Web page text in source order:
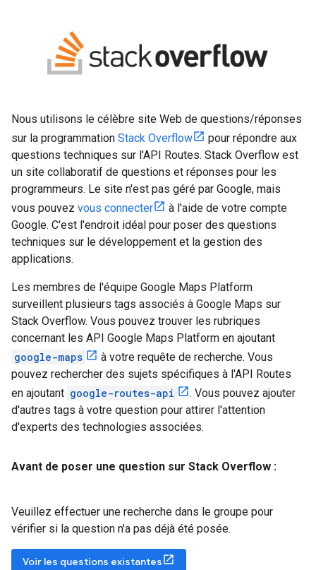
Nous utilisons le célèbre site Web de questions/réponses
sur la programmation Stack Overflow
pour répondre aux
questions techniques sur l'API Routes. Stack Overflow est
un site collaboratif de questions et réponses pour les
programmeurs. Le site n'est pas géré par Google, mais
vous pouvez vous connecter
à l'aide de votre compte
Google. C'est l'endroit idéal pour poser des questions
techniques sur le développement et la gestion des
applications.
Les membres de l'équipe Google Maps Platform
surveillent plusieurs tags associés à Google Maps sur
Stack Overflow. Vous pouvez trouver les rubriques
concernant les API Google Maps Platform en ajoutant
google-maps
à votre requête de recherche. Vous
pouvez rechercher des sujets spécifiques à l'API Routes
en ajoutant google-routes-api
. Vous pouvez ajouter
d'autres tags à votre question pour attirer l'attention
d'experts des technologies associées.
Avant de poser une question sur Stack Overflow :
Veuillez effectuer une recherche dans le groupe pour
vérifier si la question n'a pas déjà été posée.
Voir les questions existantes